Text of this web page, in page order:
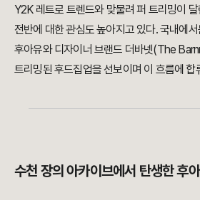
Y2K 레트로 트렌드와 맞물려 퍼 트리밍이
전반에 대한 관심도 높아지고 있다. 국내에서
후아유와 디자이너 브랜드 더바넷(The
트리밍된 후드집업을 선보이며 이 흐름에 합
수천 장의 아카이브에서 탄생한 후